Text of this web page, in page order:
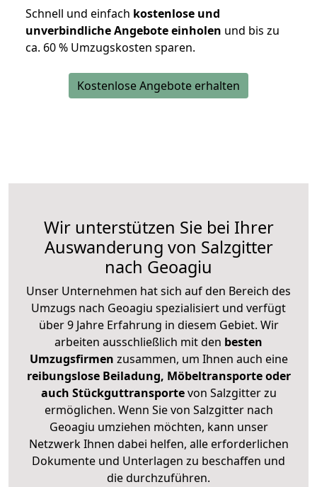
Schnell und einfach kostenlose und
unverbindliche Angebote einholen und bis zu
ca. 60 % Umzugskosten sparen.
Kostenlose Angebote erhalten
Wir unterstützen Sie bei Ihrer
Auswanderung von Salzgitter
nach Geoagiu
Unser Unternehmen hat sich auf den Bereich des
Umzugs nach Geoagiu spezialisiert und verfügt
über 9 Jahre Erfahrung in diesem Gebiet. Wir
arbeiten ausschließlich mit den besten
Umzugsfirmen zusammen, um Ihnen auch eine
reibungslose Beiladung, Möbeltransporte oder
auch Stückguttransportevon Salzgitter zu
ermöglichen. Wenn Sie von Salzgitter nach
Geoagiu umziehen möchten, kann unser
Netzwerk Ihnen dabei helfen, alle erforderlichen
Dokumente und Unterlagen zu beschaffen und
die durchzuführen.